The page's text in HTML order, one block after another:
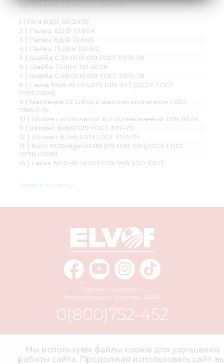
Сборочные единицы и детали:
1 | Тяга БДК 00.2470
2 | Палец БДФ 01.604
3 | Палец БДФ 01.605
4 | Палец ПШКК 00.612
5 | Шайба С.30.01.10.019 ГОСТ 11371-78
6 | Шайба ПШКК 00.4026
7 | Шайба С.48.01.10.019 ГОСТ 11371-78
8 | Гайка М48-6Н.04.019 DIN 937 (ДСТУ ГОСТ
5919:2008)
9 | Масленка 1.2.Ц6хр с желтым колпачком ГОСТ
19853-74
10 | Шплинт игольчатый 6,3 оцинкованный DIN 11024
11 | Шплинт 8х100.019 ГОСТ 397-79
12 | Шплинт 6,3х63.019 ГОСТ 397-79
13 | Болт М20-6gх140.88.019 DIN 931 (ДСТУ ГОСТ
7798:2008)
14 | Гайка М20-6Н.8.019 DIN 985 (ISO 10511)
Возврат к списку
Евгения Чикаленко, 1
Кропивницкий
Украина 25006
0(800)752-452
info@elvorti.com
Мы используем файлы cookie для улучшения
работы сайта. Продолжая использовать сайт,